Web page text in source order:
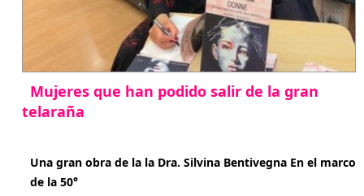
Mujeres que han podido salir de la gran
telaraña
Una gran obra de la la Dra. Silvina Bentivegna En el marco
de la 50°